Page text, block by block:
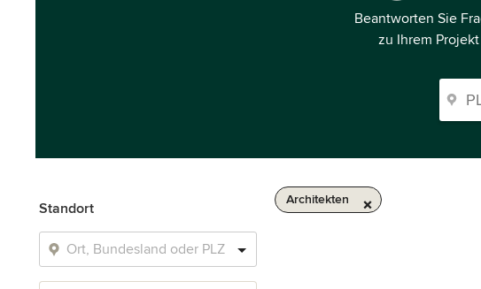
Beantworten Sie
zu Ihrem Projekt
Standort
Architekten